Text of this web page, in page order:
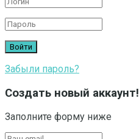
Забыли пароль?
Создать новый аккаунт!
Заполните форму ниже